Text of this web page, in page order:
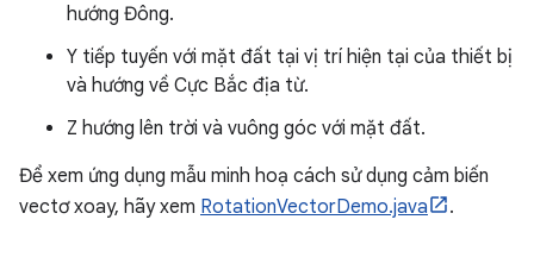
hướng Đông.
Y tiếp tuyến với mặt đất tại vị trí hiện tại của thiết bị
và hướng về Cực Bắc địa từ.
Z hướng lên trời và vuông góc với mặt đất.
Để xem ứng dụng mẫu minh hoạ cách sử dụng cảm biến
vectơ xoay, hãy xem RotationVectorDemo.java .